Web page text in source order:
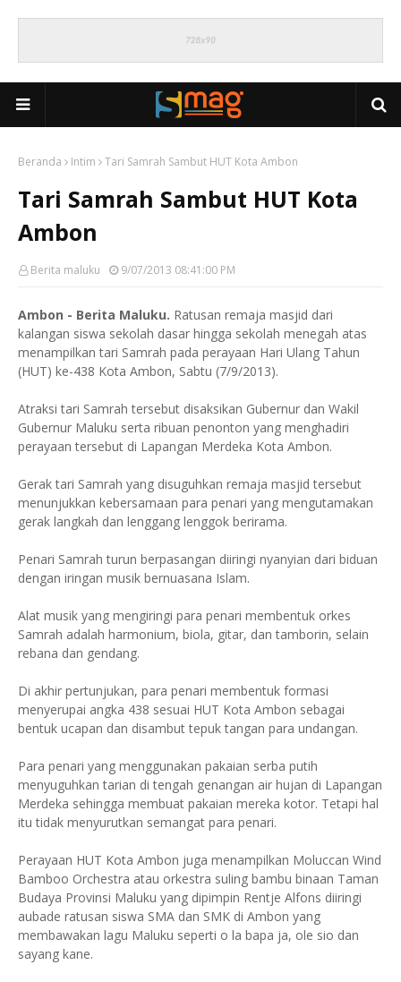
Beranda Intim Tari Samrah Sambut HUT Kota Ambon
Tari Samrah Sambut HUT Kota
Ambon
Berita maluku 9/07/2013 08:41:00 PM
Ambon - Berita Maluku. Ratusan remaja masjid dari
kalangan siswa sekolah dasar hingga sekolah menegah atas
menampilkan tari Samrah pada perayaan Hari Ulang Tahun
(HUT) ke-438 Kota Ambon, Sabtu (7/9/2013).
Atraksi tari Samrah tersebut disaksikan Gubernur dan Wakil
Gubernur Maluku serta ribuan penonton yang menghadiri
perayaan tersebut di Lapangan Merdeka Kota Ambon.
Gerak tari Samrah yang disuguhkan remaja masjid tersebut
menunjukkan kebersamaan para penari yang mengutamakan
gerak langkah dan lenggang lenggok berirama.
Penari Samrah turun berpasangan diiringi nyanyian dari biduan
dengan iringan musik bernuasana Islam.
Alat musik yang mengiringi para penari membentuk orkes
Samrah adalah harmonium, biola, gitar, dan tamborin, selain
rebana dan gendang.
Di akhir pertunjukan, para penari membentuk formasi
menyerupai angka 438 sesuai HUT Kota Ambon sebagai
bentuk ucapan dan disambut tepuk tangan para undangan.
Para penari yang menggunakan pakaian serba putih
menyuguhkan tarian di tengah genangan air hujan di Lapangan
Merdeka sehingga membuat pakaian mereka kotor. Tetapi hal
itu tidak menyurutkan semangat para penari.
Perayaan HUT Kota Ambon juga menampilkan Moluccan Wind
Bamboo Orchestra atau orkestra suling bambu binaan Taman
Budaya Provinsi Maluku yang dipimpin Rentje Alfons diiringi
aubade ratusan siswa SMA dan SMK di Ambon yang
membawakan lagu Maluku seperti o la bapa ja, ole sio dan
sayang kane.